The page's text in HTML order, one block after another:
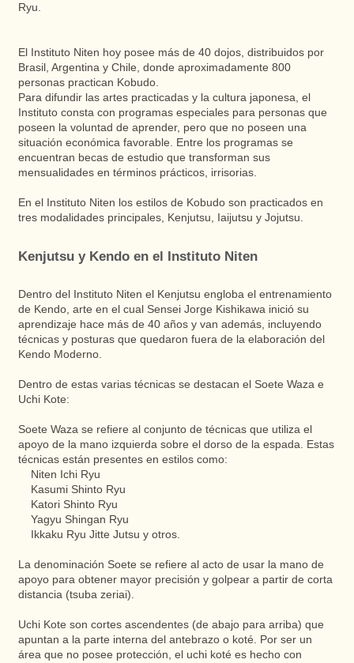
Ryu.
El Instituto Niten hoy posee más de 40 dojos, distribuidos por
Brasil, Argentina y Chile, donde aproximadamente 800
personas practican Kobudo.
Para difundir las artes practicadas y la cultura japonesa, el
Instituto consta con programas especiales para personas que
poseen la voluntad de aprender, pero que no poseen una
situación económica favorable. Entre los programas se
encuentran becas de estudio que transforman sus
mensualidades en términos prácticos, irrisorias.
En el Instituto Niten los estilos de Kobudo son practicados en
tres modalidades principales, Kenjutsu, Iaijutsu y Jojutsu.
Kenjutsu y Kendo en el Instituto Niten
Dentro del Instituto Niten el Kenjutsu engloba el entrenamiento
de Kendo, arte en el cual Sensei Jorge Kishikawa inició su
aprendizaje hace más de 40 años y van además, incluyendo
técnicas y posturas que quedaron fuera de la elaboración del
Kendo Moderno.
Dentro de estas varias técnicas se destacan el Soete Waza e
Uchi Kote:
Soete Waza se refiere al conjunto de técnicas que utiliza el
apoyo de la mano izquierda sobre el dorso de la espada. Estas
técnicas están presentes en estilos como:
Niten Ichi Ryu
Kasumi Shinto Ryu
Katori Shinto Ryu
Yagyu Shingan Ryu
Ikkaku Ryu Jitte Jutsu y otros.
La denominación Soete se refiere al acto de usar la mano de
apoyo para obtener mayor precisión y golpear a partir de corta
distancia (tsuba zeriai).
Uchi Kote son cortes ascendentes (de abajo para arriba) que
apuntan a la parte interna del antebrazo o koté. Por ser un
área que no posee protección, el uchi koté es hecho con